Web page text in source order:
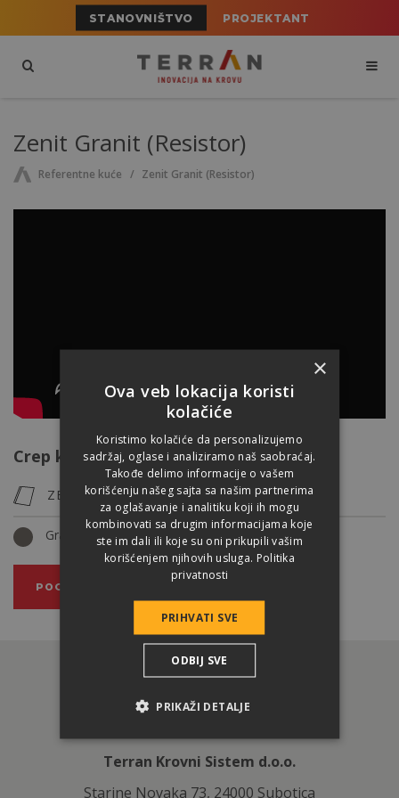
STANOVNIŠTVO PROJEKTANT
Zenit Granit (Resistor)
Referentne kuće Zenit Granit (Resistor)
Crep koja se koristi za pokrivanje zgrade
ZENIT MAX
Granit
POGLEDAJTE PROIZVOD
Terran Krovni Sistem d.o.o.
Starine Novaka 73, 24000 Subotica
×
Ova veb lokacija koristi
kolačiće
Koristimo kolačiće da personalizujemo
sadržaj, oglase i analiziramo naš saobraćaj.
Takođe delimo informacije o vašem
korišćenju našeg sajta sa našim partnerima
za oglašavanje i analitiku koji ih mogu
kombinovati sa drugim informacijama koje
ste im dali ili koje su oni prikupili vašim
korišćenjem njihovih usluga. Politika
privatnosti
PRIHVATI SVE
ODBIJ SVE
PRIKAŽI DETALJE